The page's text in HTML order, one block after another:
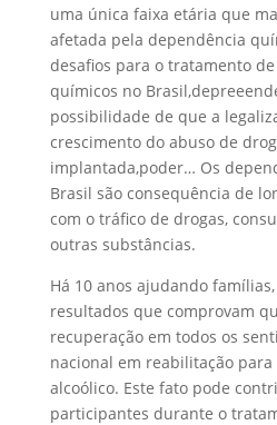
uma única faixa etária que
afetada pela dependência
desafios para o tratamento
químicos no
possibilidade de que a
crescimento do abuso de
implantada,poder… Os
Brasil são consequência de
com o tráfico de drogas,
outras substâncias.
Há 10 anos ajudando
resultados que comprovam
recuperação em todos os
nacional em reabilitação
alcoólico. Este fato pode
participantes durante o